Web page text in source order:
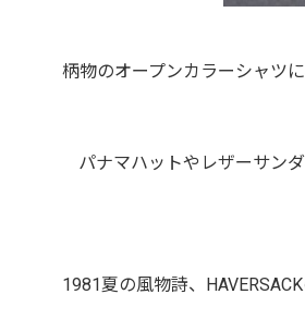
柄物のオープンカラーシャツ
パナマハットやレザーサン
1981夏の風物詩、